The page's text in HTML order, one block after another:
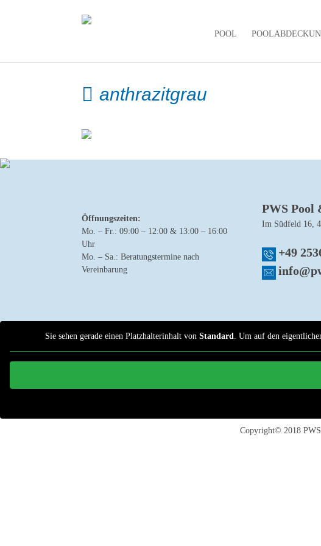
POOL
anthrazitgrau
Öffnungszeiten:
Mo. – Fr.: 09:00 – 12:00 & 13:00 – 16:00
Uhr
Mo. – Sa.: Beratungstermine nach
Vereinbarung
PWS Pool
Im Südfeld 16,
+49
Sie sehen gerade einen Platzhalterinhalt von Standard . Um auf den
Copyright© 2018